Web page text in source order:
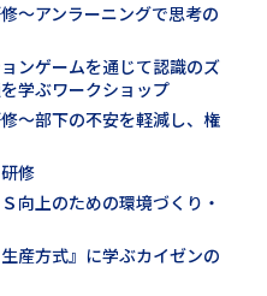
～アンラーニングで思考の
ンゲームを通じて認識のズ
学ぶワークショップ
～部下の不安を軽減し、権
修
向上のための環境づくり・
産方式』に学ぶカイゼンの